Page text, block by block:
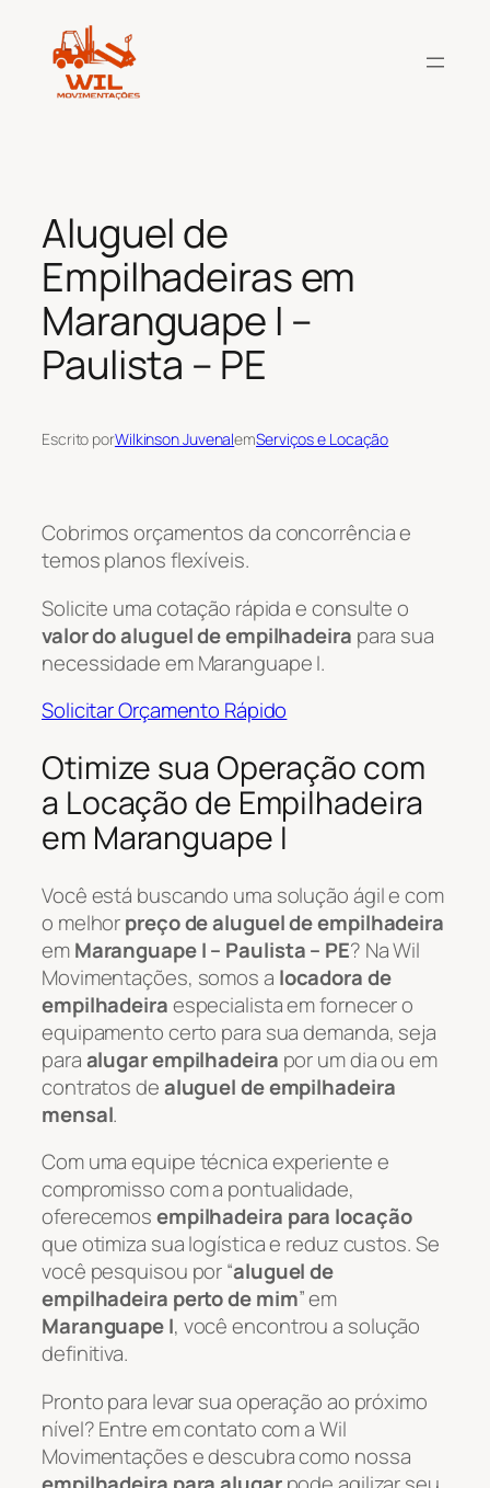
conteúdo
Aluguel de
Empilhadeiras em
Maranguape I –
Paulista – PE
Escrito porWilkinson JuvenalemServiços e Locação
Cobrimos orçamentos da concorrência e
temos planos flexíveis.
Solicite uma cotação rápida e consulte o
valor do aluguel de empilhadeira para sua
necessidade em Maranguape I.
Solicitar Orçamento Rápido
Otimize sua Operação com
a Locação de Empilhadeira
em Maranguape I
Você está buscando uma solução ágil e com
o melhorpreço de aluguel de empilhadeira
emMaranguape I – Paulista – PE? Na Wil
Movimentações, somos a locadora de
empilhadeiraespecialista em fornecer o
equipamento certo para sua demanda, seja
paraalugar empilhadeira por um dia ou em
contratos dealuguel de empilhadeira
mensal.
Com uma equipe técnica experiente e
compromisso com a pontualidade,
oferecemosempilhadeira para locação
que otimiza sua logística e reduz custos. Se
você pesquisou por “aluguel de
empilhadeira perto de mim” em
Maranguape I, você encontrou a solução
definitiva.
Pronto para levar sua operação ao próximo
nível? Entre em contato com a Wil
Movimentações e descubra como nossa